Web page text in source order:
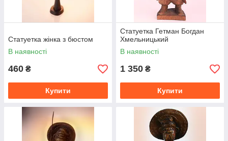
Статуетка жінка з бюстом
В наявності
460 ₴
Купити
Статуетка Гетман Богдан
Хмельницький
В наявності
1 350 ₴
Купити